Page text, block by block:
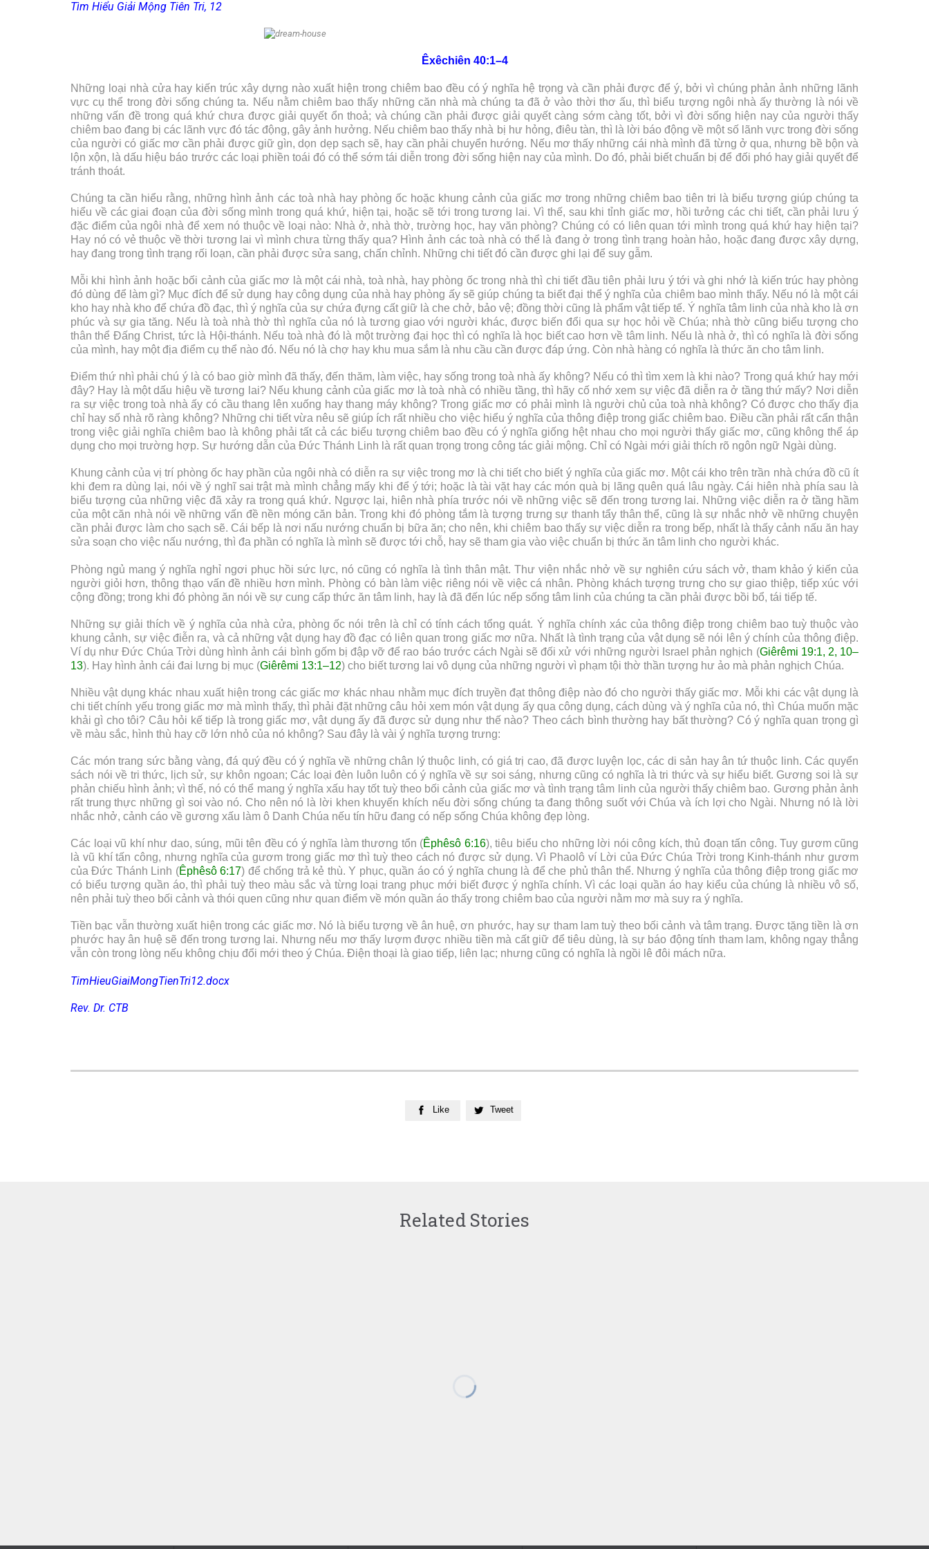
Tìm Hiểu Giải Mộng Tiên Tri, 12
Êxêchiên 40:1–4
Những loại nhà cửa hay kiến trúc xây dựng nào xuất hiện trong chiêm bao đều có ý nghĩa hệ trọng và cần phải được để ý, bởi vì chúng phản ảnh những lãnh
vực cụ thể trong đời sống chúng ta. Nếu nằm chiêm bao thấy những căn nhà mà chúng ta đã ở vào thời thơ ấu, thì biểu tượng ngôi nhà ấy thường là nói về
những vấn đề trong quá khứ chưa được giải quyết ổn thoả; và chúng cần phải được giải quyết càng sớm càng tốt, bởi vì đời sống hiện nay của người thấy
chiêm bao đang bị các lãnh vực đó tác động, gây ảnh hưởng. Nếu chiêm bao thấy nhà bị hư hỏng, điêu tàn, thì là lời báo động về một số lãnh vực trong đời sống
của người có giấc mơ cần phải được giữ gìn, dọn dẹp sạch sẽ, hay cần phải chuyển hướng. Nếu mơ thấy những cái nhà mình đã từng ở qua, nhưng bề bộn và
lộn xộn, là dấu hiệu báo trước các loại phiền toái đó có thể sớm tái diễn trong đời sống hiện nay của mình. Do đó, phải biết chuẩn bị để đối phó hay giải quyết để
tránh thoát.
Chúng ta cần hiểu rằng, những hình ảnh các toà nhà hay phòng ốc hoặc khung cảnh của giấc mơ trong những chiêm bao tiên tri là biểu tượng giúp chúng ta
hiểu về các giai đoạn của đời sống mình trong quá khứ, hiện tại, hoặc sẽ tới trong tương lai. Vì thế, sau khi tỉnh giấc mơ, hồi tưởng các chi tiết, cần phải lưu ý
đặc điểm của ngôi nhà để xem nó thuộc về loại nào: Nhà ở, nhà thờ, trường học, hay văn phòng? Chúng có có liên quan tới mình trong quá khứ hay hiện tại?
Hay nó có vẻ thuộc về thời tương lai vì mình chưa từng thấy qua? Hình ảnh các toà nhà có thể là đang ở trong tình trạng hoàn hảo, hoặc đang được xây dựng,
hay đang trong tình trạng rối loạn, cần phải được sửa sang, chấn chỉnh. Những chi tiết đó cần được ghi lại để suy gẫm.
Mỗi khi hình ảnh hoặc bối cảnh của giấc mơ là một cái nhà, toà nhà, hay phòng ốc trong nhà thì chi tiết đầu tiên phải lưu ý tới và ghi nhớ là kiến trúc hay phòng
đó dùng để làm gì? Mục đích để sử dụng hay công dụng của nhà hay phòng ấy sẽ giúp chúng ta biết đại thể ý nghĩa của chiêm bao mình thấy. Nếu nó là một cái
kho hay nhà kho để chứa đồ đạc, thì ý nghĩa của sự chứa đựng cất giữ là che chở, bảo vệ; đồng thời cũng là phẩm vật tiếp tế. Ý nghĩa tâm linh của nhà kho là ơn
phúc và sự gia tăng. Nếu là toà nhà thờ thì nghĩa của nó là tương giao với người khác, được biến đổi qua sự học hỏi về Chúa; nhà thờ cũng biểu tượng cho
thân thể Đấng Christ, tức là Hội-thánh. Nếu toà nhà đó là một trường đại học thì có nghĩa là học biết cao hơn về tâm linh. Nếu là nhà ở, thì có nghĩa là đời sống
của mình, hay một địa điểm cụ thể nào đó. Nếu nó là chợ hay khu mua sắm là nhu cầu cần được đáp ứng. Còn nhà hàng có nghĩa là thức ăn cho tâm linh.
Điểm thứ nhì phải chú ý là có bao giờ mình đã thấy, đến thăm, làm việc, hay sống trong toà nhà ấy không? Nếu có thì tìm xem là khi nào? Trong quá khứ hay mới
đây? Hay là một dấu hiệu về tương lai? Nếu khung cảnh của giấc mơ là toà nhà có nhiều tầng, thì hãy cố nhớ xem sự việc đã diễn ra ở tầng thứ mấy? Nơi diễn
ra sự việc trong toà nhà ấy có cầu thang lên xuống hay thang máy không? Trong giấc mơ có phải mình là người chủ của toà nhà không? Có được cho thấy địa
chỉ hay số nhà rõ ràng không? Những chi tiết vừa nêu sẽ giúp ích rất nhiều cho việc hiểu ý nghĩa của thông điệp trong giấc chiêm bao. Điều cần phải rất cẩn thận
trong việc giải nghĩa chiêm bao là không phải tất cả các biểu tượng chiêm bao đều có ý nghĩa giống hệt nhau cho mọi người thấy giấc mơ, cũng không thể áp
dụng cho mọi trường hợp. Sự hướng dẫn của Đức Thánh Linh là rất quan trọng trong công tác giải mộng. Chỉ có Ngài mới giải thích rõ ngôn ngữ Ngài dùng.
Khung cảnh của vị trí phòng ốc hay phần của ngôi nhà có diễn ra sự việc trong mơ là chi tiết cho biết ý nghĩa của giấc mơ. Một cái kho trên trần nhà chứa đồ cũ ít
khi đem ra dùng lại, nói về ý nghĩ sai trật mà mình chẳng mấy khi để ý tới; hoặc là tài vặt hay các món quà bị lãng quên quá lâu ngày. Cái hiên nhà phía sau là
biểu tượng của những việc đã xảy ra trong quá khứ. Ngược lại, hiên nhà phía trước nói về những việc sẽ đến trong tương lai. Những việc diễn ra ở tầng hầm
của một căn nhà nói về những vấn đề nền móng căn bản. Trong khi đó phòng tắm là tượng trưng sự thanh tẩy thân thể, cũng là sự nhắc nhở về những chuyện
cần phải được làm cho sạch sẽ. Cái bếp là nơi nấu nướng chuẩn bị bữa ăn; cho nên, khi chiêm bao thấy sự việc diễn ra trong bếp, nhất là thấy cảnh nấu ăn hay
sửa soạn cho việc nấu nướng, thì đa phần có nghĩa là mình sẽ được tới chỗ, hay sẽ tham gia vào việc chuẩn bị thức ăn tâm linh cho người khác.
Phòng ngủ mang ý nghĩa nghỉ ngơi phục hồi sức lực, nó cũng có nghĩa là tình thân mật. Thư viện nhắc nhở về sự nghiên cứu sách vở, tham khảo ý kiến của
người giỏi hơn, thông thạo vấn đề nhiều hơn mình. Phòng có bàn làm việc riêng nói về việc cá nhân. Phòng khách tượng trưng cho sự giao thiệp, tiếp xúc với
cộng đồng; trong khi đó phòng ăn nói về sự cung cấp thức ăn tâm linh, hay là đã đến lúc nếp sống tâm linh của chúng ta cần phải được bồi bổ, tái tiếp tế.
Những sự giải thích về ý nghĩa của nhà cửa, phòng ốc nói trên là chỉ có tính cách tổng quát. Ý nghĩa chính xác của thông điệp trong chiêm bao tuỳ thuộc vào
khung cảnh, sự việc điễn ra, và cả những vật dụng hay đồ đạc có liên quan trong giấc mơ nữa. Nhất là tình trạng của vật dụng sẽ nói lên ý chính của thông điệp.
Ví dụ như Đức Chúa Trời dùng hình ảnh cái bình gốm bị đập vỡ để rao báo trước cách Ngài sẽ đối xử với những người Israel phản nghịch (Giêrêmi 19:1, 2, 10–
13). Hay hình ảnh cái đai lưng bị mục (Giêrêmi 13:1–12) cho biết tương lai vô dụng của những người vì phạm tội thờ thần tượng hư ảo mà phản nghịch Chúa.
Nhiều vật dụng khác nhau xuất hiện trong các giấc mơ khác nhau nhằm mục đích truyền đạt thông điệp nào đó cho người thấy giấc mơ. Mỗi khi các vật dụng là
chi tiết chính yếu trong giấc mơ mà mình thấy, thì phải đặt những câu hỏi xem món vật dụng ấy qua công dụng, cách dùng và ý nghĩa của nó, thì Chúa muốn mặc
khải gì cho tôi? Câu hỏi kế tiếp là trong giấc mơ, vật dụng ấy đã được sử dụng như thế nào? Theo cách bình thường hay bất thường? Có ý nghĩa quan trọng gì
về màu sắc, hình thù hay cỡ lớn nhỏ của nó không? Sau đây là vài ý nghĩa tượng trưng:
Các món trang sức bằng vàng, đá quý đều có ý nghĩa về những chân lý thuộc linh, có giá trị cao, đã được luyện lọc, các di sản hay ân tứ thuộc linh. Các quyển
sách nói về tri thức, lịch sử, sự khôn ngoan; Các loại đèn luôn luôn có ý nghĩa về sự soi sáng, nhưng cũng có nghĩa là tri thức và sự hiểu biết. Gương soi là sự
phản chiếu hình ảnh; vì thế, nó có thể mang ý nghĩa xấu hay tốt tuỳ theo bối cảnh của giấc mơ và tình trạng tâm linh của người thấy chiêm bao. Gương phản ảnh
rất trung thực những gì soi vào nó. Cho nên nó là lời khen khuyến khích nếu đời sống chúng ta đang thông suốt với Chúa và ích lợi cho Ngài. Nhưng nó là lời
nhắc nhở, cảnh cáo về gương xấu làm ô Danh Chúa nếu tín hữu đang có nếp sống Chúa không đẹp lòng.
Các loại vũ khí như dao, súng, mũi tên đều có ý nghĩa làm thương tổn (Êphêsô 6:16), tiêu biểu cho những lời nói công kích, thủ đoạn tấn công. Tuy gươm cũng
là vũ khí tấn công, nhưng nghĩa của gươm trong giấc mơ thì tuỳ theo cách nó được sử dụng. Vì Phaolô ví Lời của Đức Chúa Trời trong Kinh-thánh như gươm
của Đức Thánh Linh (Êphêsô 6:17) để chống trả kẻ thù. Y phục, quần áo có ý nghĩa chung là để che phủ thân thể. Nhưng ý nghĩa của thông điệp trong giấc mơ
có biểu tượng quần áo, thì phải tuỳ theo màu sắc và từng loại trang phục mới biết được ý nghĩa chính. Vì các loại quần áo hay kiểu của chúng là nhiều vô số,
nên phải tuỳ theo bối cảnh và thói quen cũng như quan điểm về món quần áo thấy trong chiêm bao của người nằm mơ mà suy ra ý nghĩa.
Tiền bạc vẫn thường xuất hiện trong các giấc mơ. Nó là biểu tượng về ân huệ, ơn phước, hay sự tham lam tuỳ theo bối cảnh và tâm trạng. Được tặng tiền là ơn
phước hay ân huệ sẽ đến trong tương lai. Nhưng nếu mơ thấy lượm được nhiều tiền mà cất giữ để tiêu dùng, là sự báo động tính tham lam, không ngay thẳng
vẫn còn trong lòng nếu không chịu đổi mới theo ý Chúa. Điện thoại là giao tiếp, liên lạc; nhưng cũng có nghĩa là ngồi lê đôi mách nữa.
TimHieuGiaiMongTienTri12.docx
Rev. Dr. CTB
 Like  Tweet
Related Stories